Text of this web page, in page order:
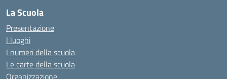
La Scuola
Presentazione
I luoghi
I numeri della scuola
Le carte della scuola
Organizzazione